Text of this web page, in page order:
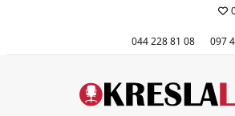
044 228 81 08 097